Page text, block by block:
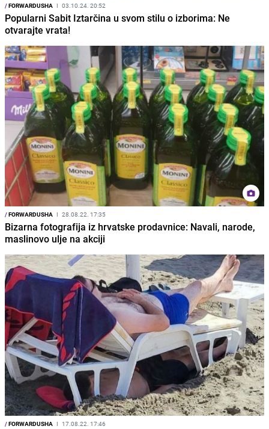
/FORWARDUSHA I 03.10.24. 20:52
Popularni Sabit Iztarčina u svom stilu o izborima: Ne
otvarajte vrata!
/FORWARDUSHA I 28.08.22. 17:35
Bizarna fotografija iz hrvatske prodavnice: Navali, narode,
maslinovo ulje na akciji
/FORWARDUSHA I 17.08.22. 17:46